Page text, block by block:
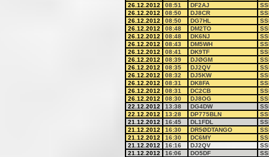
26.12.2012
08:51 DF2AJ
26.12.2012
08:50 DJ8CR
26.12.2012
08:50 DG7HL
26.12.2012
08:48 DM2TO
26.12.2012
08:48 DK6NJ
26.12.2012
08:43 DM5WH
26.12.2012
08:41 DK9TF
26.12.2012
08:39 DJØGM
26.12.2012
08:35 DJ2QV
26.12.2012
08:32 DJ5KW
26.12.2012
08:31 DK8FA
26.12.2012
08:31 DC2CB
26.12.2012
08:30 DJ8OG
22.12.2012
13:38 DG4DW
22.12.2012
13:28 DP775BLN
21.12.2012
16:45 DL1FDL
21.12.2012
16:30 DR5ØDTANGO
21.12.2012
16:30 DC6MY
21.12.2012
16:16 DJ2QV
21.12.2012
16:06 DO5DF